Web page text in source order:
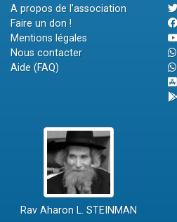
A propos de l'association
Faire un don !
Mentions légales
Nous contacter
Aide (FAQ)
Rav Aharon L. STEINMAN